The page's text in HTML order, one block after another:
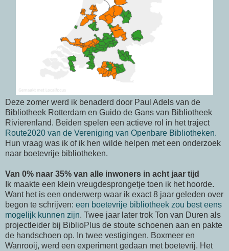
Deze zomer werd ik benaderd door Paul Adels van de
Bibliotheek Rotterdam en Guido de Gans van Bibliotheek
Rivierenland. Beiden spelen een actieve rol in het traject
Route2020 van de Vereniging van Openbare Bibliotheken.
Hun vraag was ik of ik hen wilde helpen met een onderzoek
naar boetevrije bibliotheken.
Van 0% naar 35% van alle inwoners in acht jaar tijd
Ik maakte een klein vreugdesprongetje toen ik het hoorde.
Want het is een onderwerp waar ik exact 8 jaar geleden over
begon te schrijven: een boetevrije bibliotheek zou best eens
mogelijk kunnen zijn. Twee jaar later trok Ton van Duren als
projectleider bij BiblioPlus de stoute schoenen aan en pakte
de handschoen op. In twee vestigingen, Boxmeer en
Wanrooij, werd een experiment gedaan met boetevrij. Het